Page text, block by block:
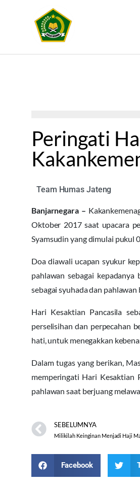
Peringati
Team Humas Jateng
Banjarnegara –
Oktober 2017 saat upacara
Syamsudin yang dimulai pukul
Doa diawali ucapan syukur
pahlawan sebagai
sebagai syuhada dan
Hari Kesaktian Pancasila
perselisihan dan perpecahan
hati, untuk menegakkan
Dalam tugas yang berikan,
memperingati Hari Kesaktian
pahlawan saat berjuang
SEBELUMNYA
Milikilah Keinginan Menjadi Haji
Facebook